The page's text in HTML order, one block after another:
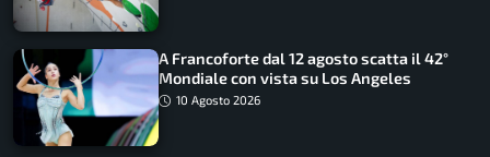
A Francoforte dal 12 agosto scatta il 42°
Mondiale con vista su Los Angeles
10 Agosto 2026